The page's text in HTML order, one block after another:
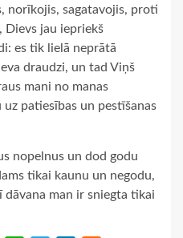
norīkojis, sagatavojis, proti
Dievs jau iepriekš
es tik lielā neprātā
draudzi, un tad Viņš
mani no manas
patiesības un pestīšanas
nopelnus un dod godu
tikai kaunu un negodu,
man ir sniegta tikai